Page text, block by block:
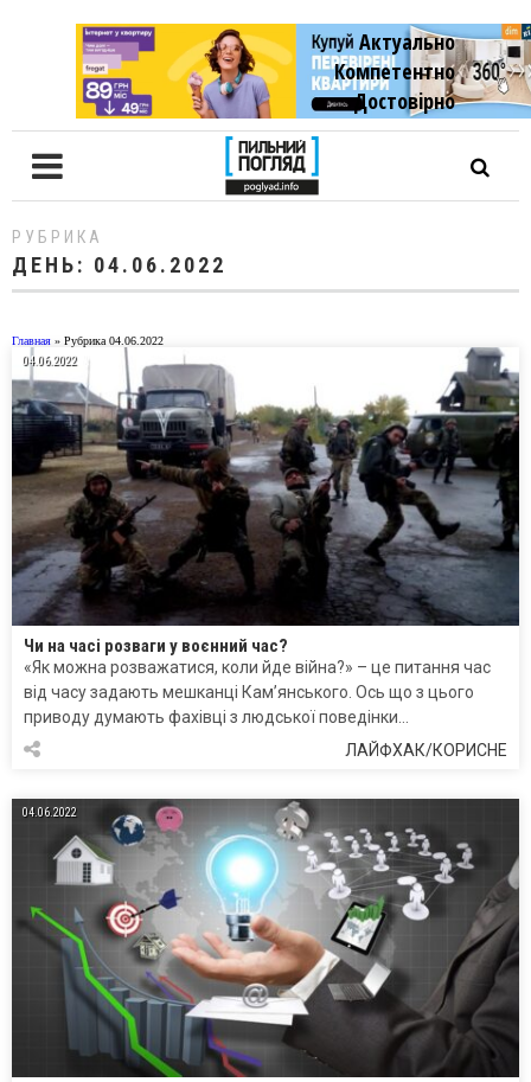
Актуально
Компетентно
Достовiрно
РУБРИКА
ДЕНЬ: 04.06.2022
Главная » Рубрика 04.06.2022
04.06.2022
Чи на часі розваги у воєнний час?
«Як можна розважатися, коли йде війна?» – це питання час
від часу задають мешканці Кам’янського. Ось що з цього
приводу думають фахівці з людської поведінки…
ЛАЙФХАК/КОРИСНЕ
04.06.2022